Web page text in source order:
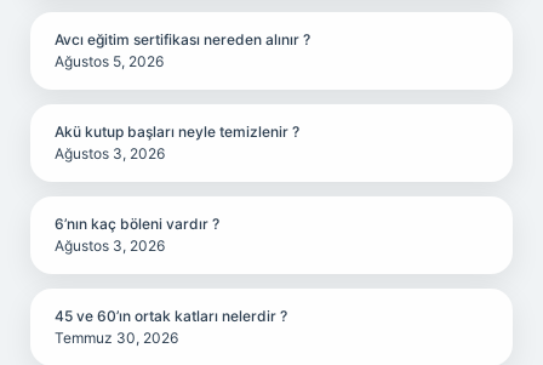
Avcı eğitim sertifikası nereden alınır ?
Ağustos 5, 2026
Akü kutup başları neyle temizlenir ?
Ağustos 3, 2026
6’nın kaç böleni vardır ?
Ağustos 3, 2026
45 ve 60’ın ortak katları nelerdir ?
Temmuz 30, 2026